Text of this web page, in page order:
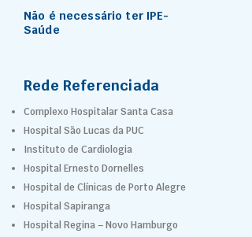
Não é necessário ter IPE-
Saúde
Rede Referenciada
Complexo Hospitalar Santa Casa
Hospital São Lucas da PUC
Instituto de Cardiologia
Hospital Ernesto Dornelles
Hospital de Clínicas de Porto Alegre
Hospital Sapiranga
Hospital Regina – Novo Hamburgo